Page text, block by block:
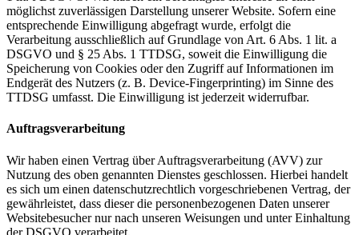
möglichst zuverlässigen Darstellung unserer Website. Sofern eine
entsprechende Einwilligung abgefragt wurde, erfolgt die
Verarbeitung ausschließlich auf Grundlage von Art. 6 Abs. 1 lit. a
DSGVO und § 25 Abs. 1 TTDSG, soweit die Einwilligung die
Speicherung von Cookies oder den Zugriff auf Informationen im
Endgerät des Nutzers (z. B. Device-Fingerprinting) im Sinne des
TTDSG umfasst. Die Einwilligung ist jederzeit widerrufbar.
Auftragsverarbeitung
Wir haben einen Vertrag über Auftragsverarbeitung (AVV) zur
Nutzung des oben genannten Dienstes geschlossen. Hierbei handelt
es sich um einen datenschutzrechtlich vorgeschriebenen Vertrag, der
gewährleistet, dass dieser die personenbezogenen Daten unserer
Websitebesucher nur nach unseren Weisungen und unter Einhaltung
der DSGVO verarbeitet.